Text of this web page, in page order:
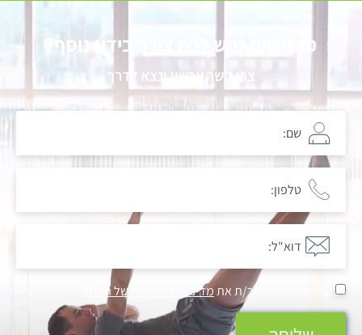
מרגישים שיש לכם צורך בידע נוסף?
צרו קשר עכשיו ונצא לדרך
קראתי ואני מאשר/ת אתמדיניות הפרטיות של האתר